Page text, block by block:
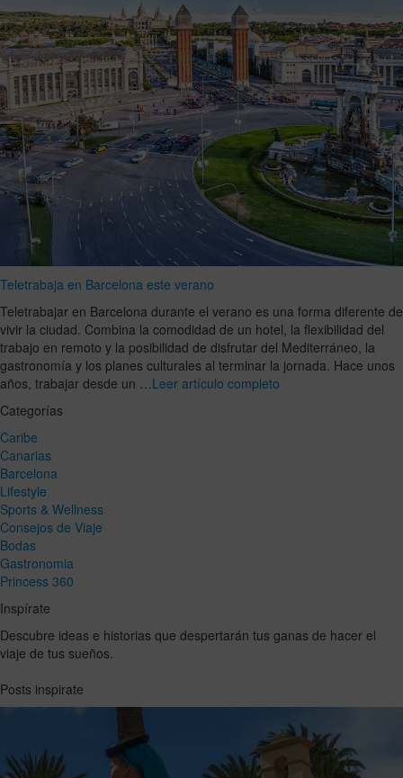
Teletrabaja en Barcelona este verano
Teletrabajar en Barcelona durante el verano es una forma diferente de
vivir la ciudad. Combina la comodidad de un hotel, la flexibilidad del
trabajo en remoto y la posibilidad de disfrutar del Mediterráneo, la
gastronomía y los planes culturales al terminar la jornada. Hace unos
años, trabajar desde un …Leer artículo completo
Categorías
Caribe
Canarias
Barcelona
Lifestyle
Sports & Wellness
Consejos de Viaje
Bodas
Gastronomia
Princess 360
Inspírate
Descubre ideas e historias que despertarán tus ganas de hacer el
viaje de tus sueños.
Posts inspirate